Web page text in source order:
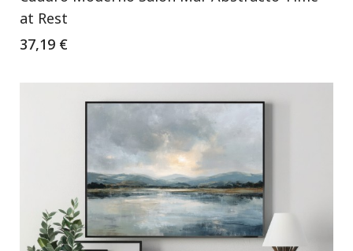
at Rest
37,19 €